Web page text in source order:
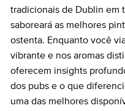
tradicionais de Dublin em
saboreará as melhores
ostenta. Enquanto você
vibrante e nos aromas
oferecem insights
dos pubs e o que
uma das melhores